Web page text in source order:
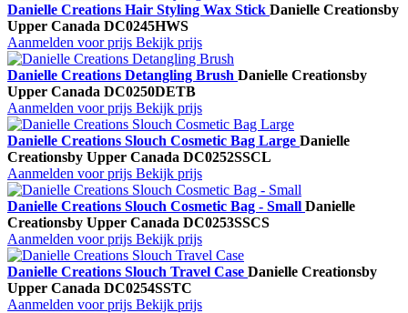
Danielle Creations Hair Styling Wax Stick Danielle Creationsby
Upper Canada DC0245HWS
Aanmelden voor prijs Bekijk prijs
Danielle Creations Detangling Brush Danielle Creationsby
Upper Canada DC0250DETB
Aanmelden voor prijs Bekijk prijs
Danielle Creations Slouch Cosmetic Bag Large Danielle
Creationsby Upper Canada DC0252SSCL
Aanmelden voor prijs Bekijk prijs
Danielle Creations Slouch Cosmetic Bag - Small Danielle
Creationsby Upper Canada DC0253SSCS
Aanmelden voor prijs Bekijk prijs
Danielle Creations Slouch Travel Case Danielle Creationsby
Upper Canada DC0254SSTC
Aanmelden voor prijs Bekijk prijs